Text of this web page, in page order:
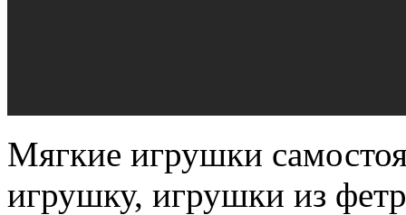
Мягкие игрушки
игрушку, игрушки из